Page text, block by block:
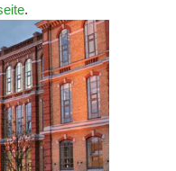
.